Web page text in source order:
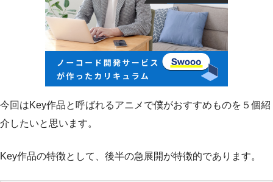
今回はKey作品と呼ばれるアニメで僕がおすすめものを５個紹
介したいと思います。
Key作品の特徴として、後半の急展開が特徴的であります。